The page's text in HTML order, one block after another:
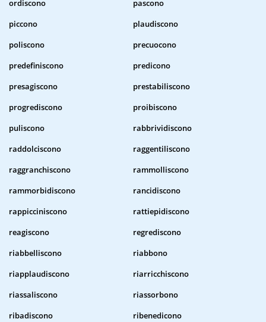
ordiscono
pascono
piccono
plaudiscono
poliscono
precuocono
predefiniscono
predicono
presagiscono
prestabiliscono
progrediscono
proibiscono
puliscono
rabbrividiscono
raddolciscono
raggentiliscono
raggranchiscono
rammolliscono
rammorbidiscono
rancidiscono
rappicciniscono
rattiepidiscono
reagiscono
regrediscono
riabbelliscono
riabbono
riapplaudiscono
riarricchiscono
riassaliscono
riassorbono
ribadiscono
ribenedicono